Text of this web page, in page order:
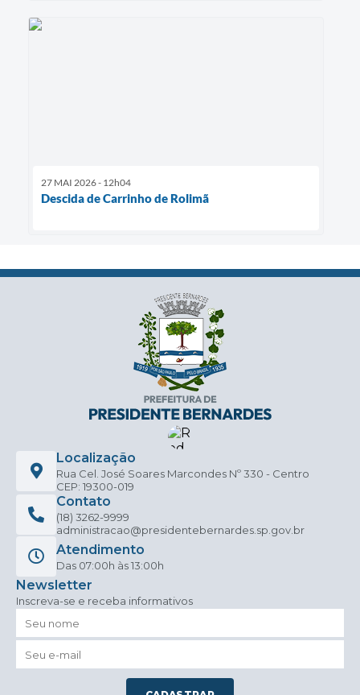
27 MAI 2026 - 12h04
Descida de Carrinho de Rolimã
Localização
Rua Cel. José Soares Marcondes Nº 330 - Centro
CEP: 19300-019
Contato
(18) 3262-9999
administracao@presidentebernardes.sp.gov.br
Atendimento
Das 07:00h às 13:00h
Newsletter
Inscreva-se e receba informativos